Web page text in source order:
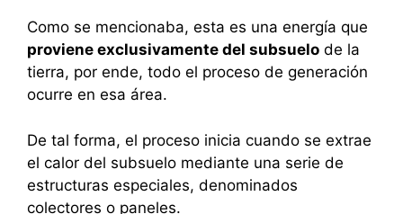
Como se mencionaba, esta es una energía que
proviene exclusivamente del subsuelo de la
tierra, por ende, todo el proceso de generación
ocurre en esa área.
De tal forma, el proceso inicia cuando se extrae
el calor del subsuelo mediante una serie de
estructuras especiales, denominados
colectores o paneles.